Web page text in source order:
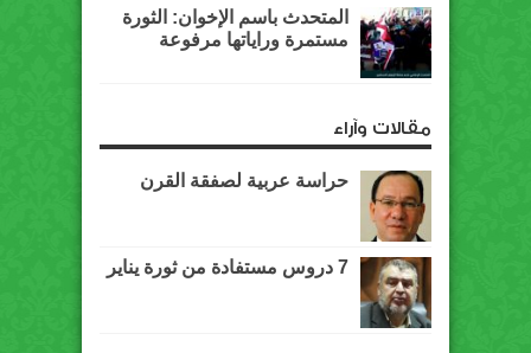
المتحدث باسم الإخوان: الثورة
مستمرة وراياتها مرفوعة
مقالات وآراء
حراسة عربية لصفقة القرن
7 دروس مستفادة من ثورة يناير